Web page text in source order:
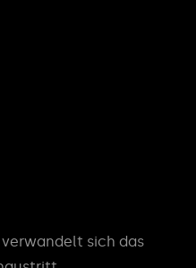
sich das